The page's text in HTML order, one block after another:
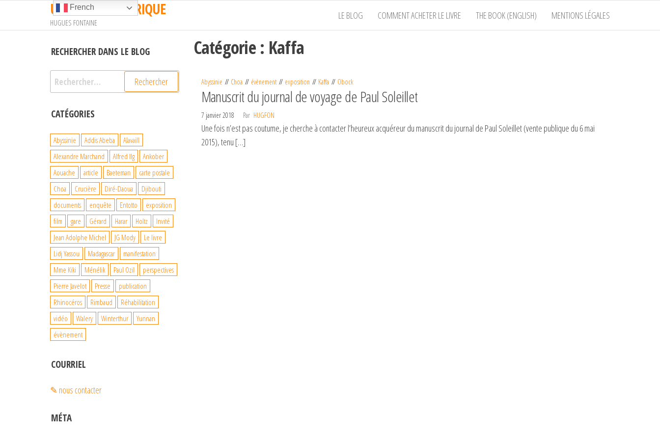
contenu
UN TRAIN EN AFRIQUE
HUGUES FONTAINE
LE BLOG COMMENT ACHETER LE LIVRE THE BOOK (ENGLISH) MENTIONS LÉGALES
Catégorie : Kaffa
Abyssinie Choa évènement exposition Kaffa Obock
Manuscrit du journal de voyage de Paul Soleillet
7 janvier 2018 Par HUGFON
Une fois n’est pas coutume, je cherche à contacter l’heureux acquéreur du manuscrit du journal de Paul Soleillet (vente publique du 6 mai
2015), tenu […]
RECHERCHER DANS LE BLOG
Rechercher :
CATÉGORIES
Abyssinie Addis Abeba
Alavaill
Alexandre Marchand
Alfred Ilg
Ankober
Aouache
article Baeteman
carte postale
Choa
Crucière Diré-Daoua
Djibouti
documents
enquête Entotto
exposition
film
gare Gérard Harar Holtz
Invité
Jean Adolphe Michel
JG Mody
Le livre
Lidj Yassou
Madagascar
manifestation
Mme Kiki
Ménélik Paul Ozil
perspectives
Pierre Javelot
Presse
publication
Rhinocéros
Rimbaud
Réhabilitation
vidéo
Walery Winterthur
Yunnan
évènement
COURRIEL
✎ nous contacter
MÉTA
French